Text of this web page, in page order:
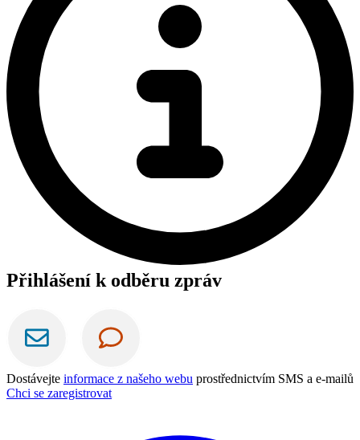
Přihlášení k odběru zpráv
Dostávejte informace z našeho webu prostřednictvím SMS a e-mailů
Chci se zaregistrovat